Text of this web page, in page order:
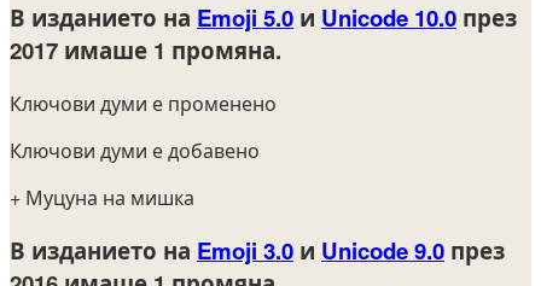
В изданието на Emoji 5.0 и Unicode 10.0 през
2017 имаше 1 промяна.
Ключови думи е променено
Ключови думи е добавено
+ Муцуна на мишка
В изданието на Emoji 3.0 и Unicode 9.0 през